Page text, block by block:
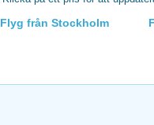
Flyg från Stockholm